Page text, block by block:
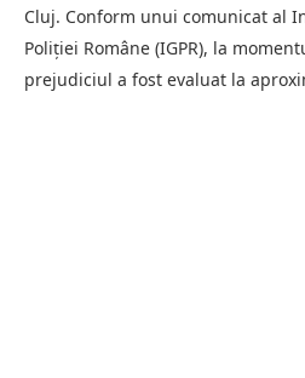
Cluj. Conform unui comunicat al
Poliției Române (IGPR), la
prejudiciul a fost evaluat la